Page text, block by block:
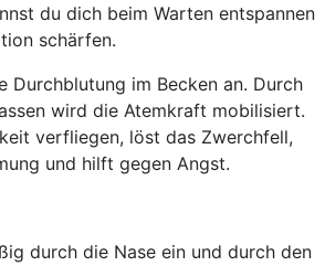
du dich beim Warten entspannen
schärfen.
Durchblutung im Becken an. Durch
wird die Atemkraft mobilisiert.
verfliegen, löst das Zwerchfell,
und hilft gegen Angst.
durch die Nase ein und durch den